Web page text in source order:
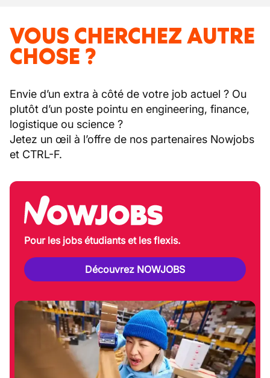
VOUS CHERCHEZ AUTRE
CHOSE ?
Envie d’un extra à côté de votre job actuel ? Ou
plutôt d’un poste pointu en engineering, finance,
logistique ou science ?
Jetez un œil à l’offre de nos partenaires Nowjobs
et CTRL-F.
Pour les jobs étudiants et les flexis.
Découvrez NOWJOBS